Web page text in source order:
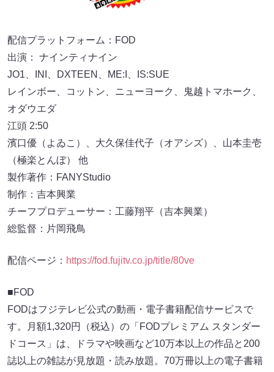
配信プラットフォーム：FOD
出演： ナインティナイン
JO1、INI、DXTEEN、ME:I、IS:SUE
レインボー、コットン、ニューヨーク、鬼越トマホーク、
オダウエダ
江頭 2:50
濱口優（よゐこ）、大久保佳代子（オアシズ）、山本圭壱
（極楽とんぼ） 他
製作著作：FANYStudio
制作：吉本興業
チーフプロデューサー：工藤翔平（吉本興業）
総監督：片岡飛鳥
配信ページ： https://fod.fujitv.co.jp/title/80ve
■FOD
FODはフジテレビ公式の動画・電子書籍配信サービスで
す。月額1,320円（税込）の「FODプレミアム スタンダー
ドコース」は、ドラマや映画など10万本以上の作品と200
誌以上の雑誌が見放題・読み放題。70万冊以上の電子書籍